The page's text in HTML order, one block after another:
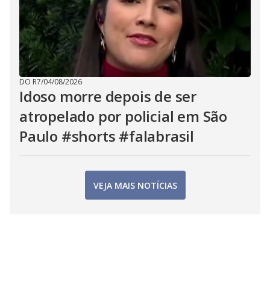
DO R7/04/08/2026
Idoso morre depois de ser
atropelado por policial em São
Paulo #shorts #falabrasil
VEJA MAIS NOTÍCIAS